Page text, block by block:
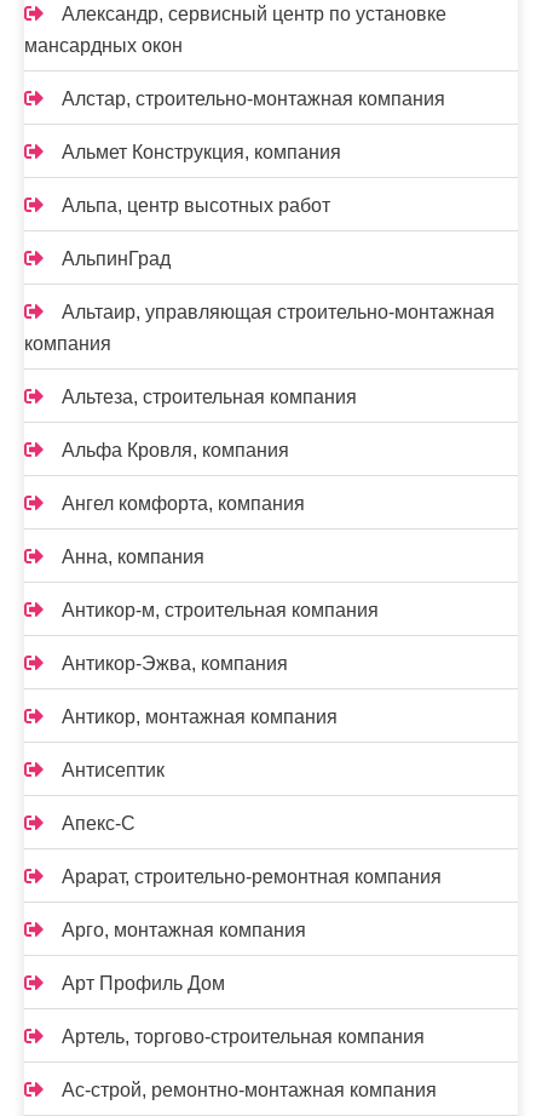
Александр, сервисный центр по установке
мансардных окон
Алстар, строительно-монтажная компания
Альмет Конструкция, компания
Альпа, центр высотных работ
АльпинГрад
Альтаир, управляющая строительно-монтажная
компания
Альтеза, строительная компания
Альфа Кровля, компания
Ангел комфорта, компания
Анна, компания
Антикор-м, строительная компания
Антикор-Эжва, компания
Антикор, монтажная компания
Антисептик
Апекс-С
Арарат, строительно-ремонтная компания
Арго, монтажная компания
Арт Профиль Дом
Артель, торгово-строительная компания
Ас-строй, ремонтно-монтажная компания